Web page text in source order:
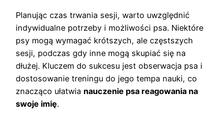
Planując czas trwania sesji, warto uwzględnić
indywidualne potrzeby i możliwości psa. Niektóre
psy mogą wymagać krótszych, ale częstszych
sesji, podczas gdy inne mogą skupiać się na
dłużej. Kluczem do sukcesu jest obserwacja psa i
dostosowanie treningu do jego tempa nauki, co
znacząco ułatwia nauczenie psa reagowania na
swoje imię.